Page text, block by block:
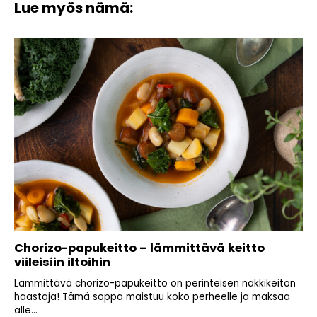
Lue myös nämä:
Chorizo-papukeitto – lämmittävä keitto
viileisiin iltoihin
Lämmittävä chorizo-papukeitto on perinteisen nakkikeiton
haastaja! Tämä soppa maistuu koko perheelle ja maksaa
alle...